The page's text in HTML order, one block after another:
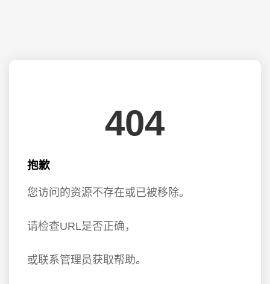
404
抱歉
您访问的资源不存在或已被移除。
请检查URL是否正确，
或联系管理员获取帮助。